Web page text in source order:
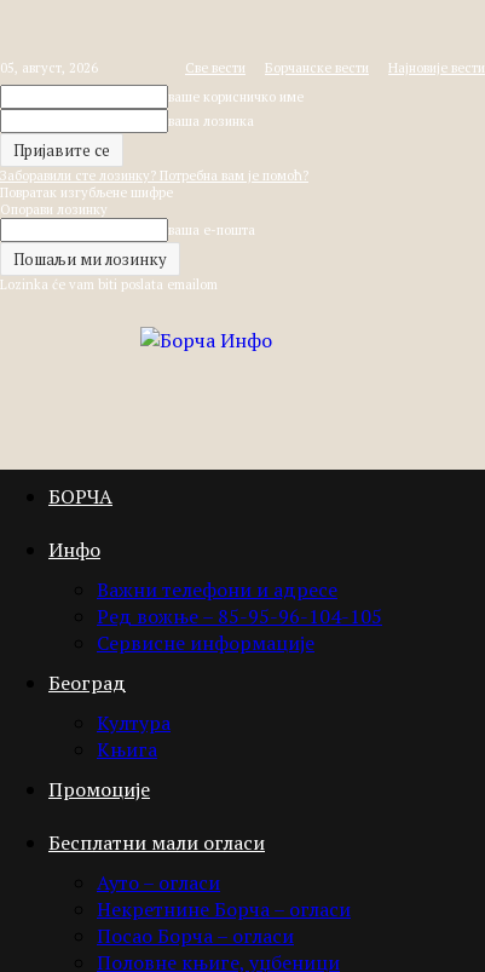
05, август, 2026 Све вести Борчанске вести Најновије вести
ваше корисничко име
ваша лозинка
Заборавили сте лозинку? Потребна вам је помоћ?
Повратак изгубљене шифре
Опорави лозинку
ваша е-пошта
Lozinka će vam biti poslata emailom
БОРЧА
Инфо
Важни телефони и адресе
Ред вожње – 85-95-96-104-105
Сервисне информације
Београд
Култура
Књига
Промоције
Бесплатни мали огласи
Ауто – огласи
Некретнине Борча – огласи
Посао Борча – огласи
Половне књиге, уџбеници